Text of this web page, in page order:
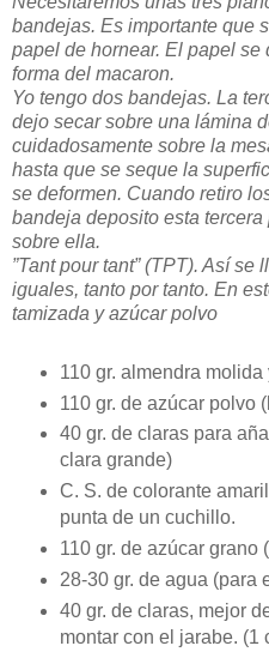
bandejas. Es importante que
papel de hornear. El papel se
forma del macaron.
Yo tengo dos bandejas. La
dejo secar sobre una lámina
cuidadosamente sobre la
hasta que se seque la
se deformen. Cuando retiro
bandeja deposito esta
sobre ella.
”Tant pour tant” (TPT). Así
iguales, tanto por tanto. En
tamizada y azúcar polvo
110 gr. almendra
110 gr. de azúcar polvo
40 gr. de claras para
clara grande)
C. S. de colorante
punta de un cuchillo.
110 gr. de azúcar grano
28-30 gr. de agua (para
40 gr. de claras, mejor
montar con el jarabe. (1